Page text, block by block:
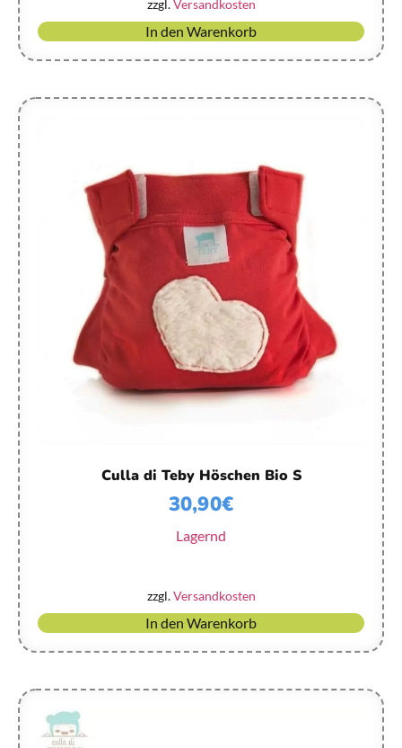
zzgl.Versandkosten
In den Warenkorb
Culla di Teby Höschen Bio S
30,90€
Lagernd
zzgl.Versandkosten
In den Warenkorb